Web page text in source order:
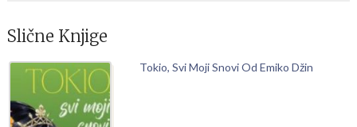
Slične Knjige
Tokio, Svi Moji Snovi Od Emiko Džin